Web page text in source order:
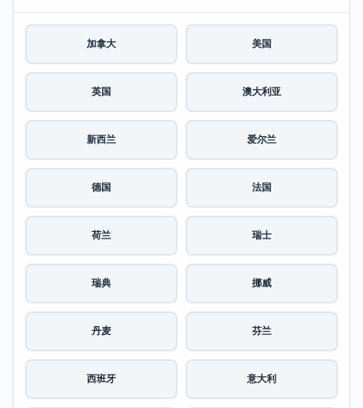
加拿大 美国
英国 澳大利亚
新西兰 爱尔兰
德国 法国
荷兰 瑞士
瑞典 挪威
丹麦 芬兰
西班牙 意大利